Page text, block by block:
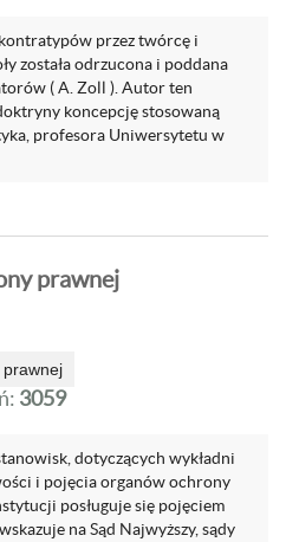
kontratypów przez twórcę i
została odrzucona i poddana
( A. Zoll ). Autor ten
koncepcję stosowaną
profesora Uniwersytetu w
prawnej
3059
dotyczących wykładni
i pojęcia organów ochrony
posługuje się pojęciem
na Sąd Najwyższy, sądy